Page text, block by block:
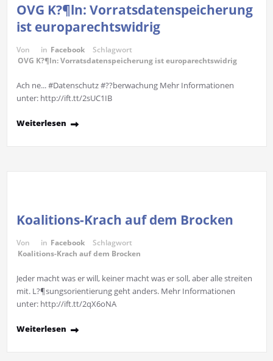
OVG K?¶ln: Vorratsdatenspeicherung
ist europarechtswidrig
Von in Facebook
Schlagwort
OVG K?¶ln: Vorratsdatenspeicherung ist europarechtswidrig
Ach ne... #Datenschutz #??berwachung Mehr Informationen
unter: http://ift.tt/2sUC1IB
Weiterlesen
Koalitions-Krach auf dem Brocken
Von in Facebook
Schlagwort
Koalitions-Krach auf dem Brocken
Jeder macht was er will, keiner macht was er soll, aber alle streiten
mit. L?¶sungsorientierung geht anders. Mehr Informationen
unter: http://ift.tt/2qX6oNA
Weiterlesen